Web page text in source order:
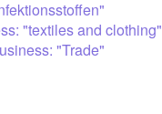
"textiles and clothing"
"Trade"